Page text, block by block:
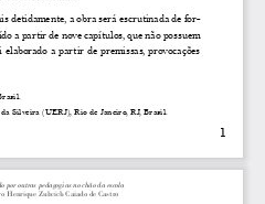
1
detidamente, a obra será escrutinada de for-
a partir de nove capítulos, que não possuem
a partir de premissas, provocações
Silveira (UERJ), Rio de Janeiro, RJ, Brasil.
por outras pedagogias no chão da escola
Henrique Zubcich Caiado de Castro